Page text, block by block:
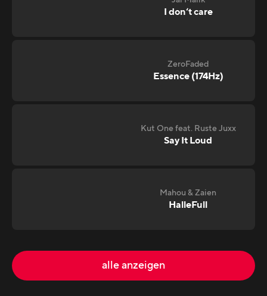
I don‘t care
ZeroFaded
Essence (174Hz)
Kut One feat. Ruste Juxx
Say It Loud
Mahou & Zaien
HalleFull
alle anzeigen